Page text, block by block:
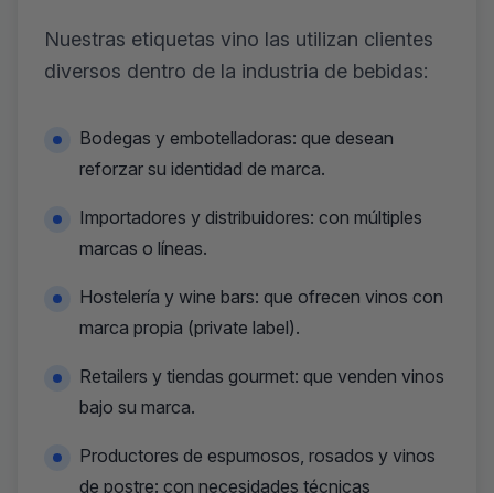
Nuestras etiquetas vino las utilizan clientes
diversos dentro de la industria de bebidas:
Bodegas y embotelladoras: que desean
reforzar su identidad de marca.
Importadores y distribuidores: con múltiples
marcas o líneas.
Hostelería y wine bars: que ofrecen vinos con
marca propia (private label).
Retailers y tiendas gourmet: que venden vinos
bajo su marca.
Productores de espumosos, rosados y vinos
de postre: con necesidades técnicas